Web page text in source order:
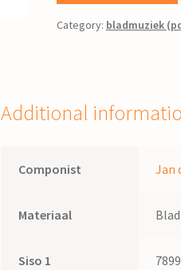
Category: bladmuziek
Additional
Componist Jan
Materiaal
Siso 1